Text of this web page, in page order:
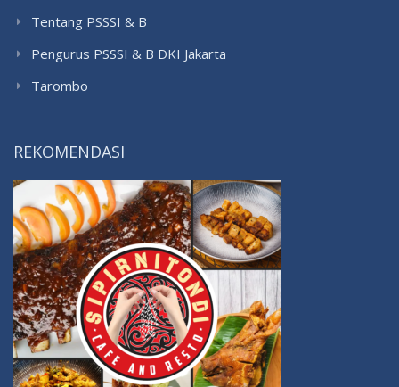
Tentang PSSSI & B
Pengurus PSSSI & B DKI Jakarta
Tarombo
REKOMENDASI